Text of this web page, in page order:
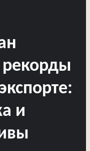
рекорды
и